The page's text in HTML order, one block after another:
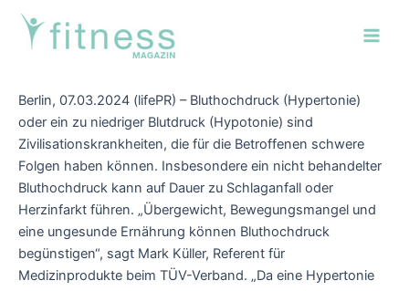
Zum
Inhalt
springen
Berlin, 07.03.2024 (lifePR) – Bluthochdruck (Hypertonie)
oder ein zu niedriger Blutdruck (Hypotonie) sind
Zivilisationskrankheiten, die für die Betroffenen schwere
Folgen haben können. Insbesondere ein nicht behandelter
Bluthochdruck kann auf Dauer zu Schlaganfall oder
Herzinfarkt führen. „Übergewicht, Bewegungsmangel und
eine ungesunde Ernährung können Bluthochdruck
begünstigen“, sagt Mark Küller, Referent für
Medizinprodukte beim TÜV-Verband. „Da eine Hypertonie
Post
navigation